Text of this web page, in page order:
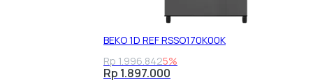
BEKO 1D REF RSSO170K00K
Rp 1.996.8425%
Rp 1.897.000